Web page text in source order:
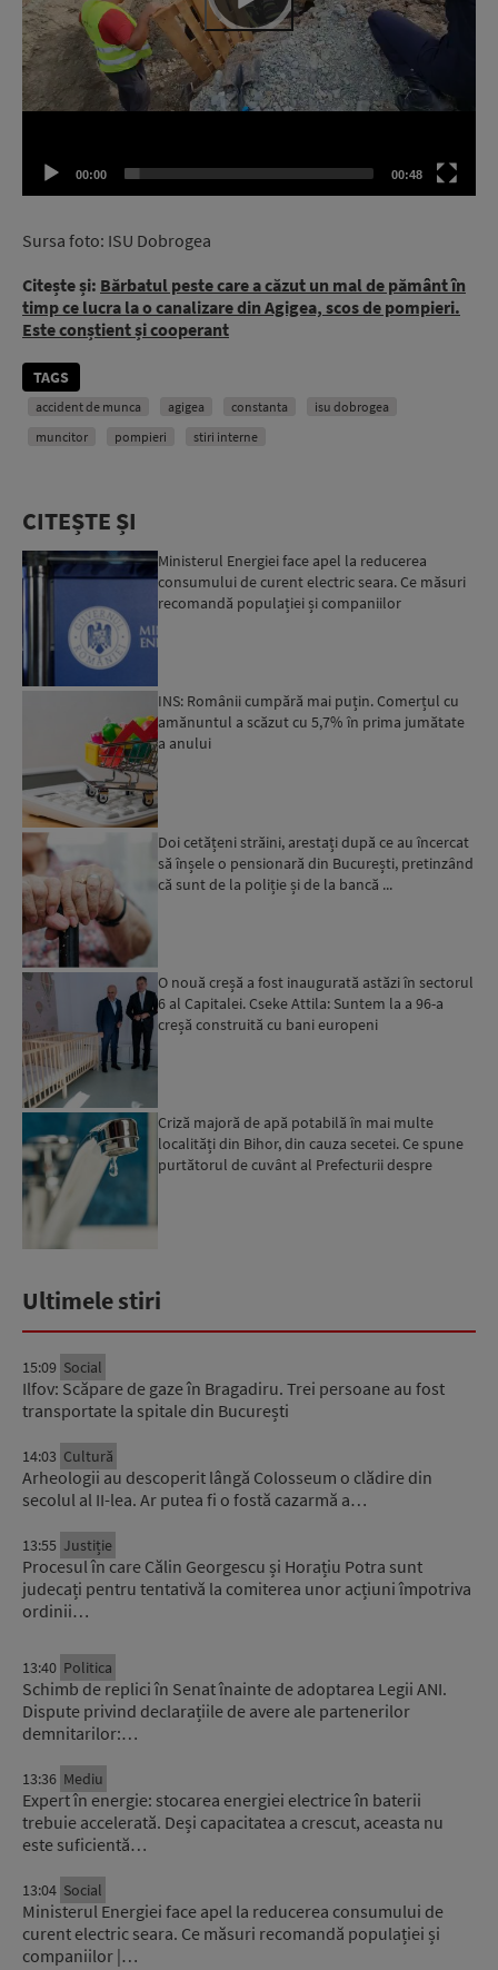
00:00 00:48
Sursa foto: ISU Dobrogea
Citește și: Bărbatul peste care a căzut un mal de pământ în
timp ce lucra la o canalizare din Agigea, scos de pompieri.
Este conștient și cooperant
TAGS
accident de munca agigea constanta
isu dobrogea
muncitor
pompieri stiri interne
CITEȘTE ȘI
Ministerul Energiei face apel la reducerea
consumului de curent electric seara. Ce măsuri
recomandă populației și companiilor
INS: Românii cumpără mai puțin. Comerțul cu
amănuntul a scăzut cu 5,7% în prima jumătate
a anului
Doi cetățeni străini, arestați după ce au încercat
să înșele o pensionară din București, pretinzând
că sunt de la poliție și de la bancă ...
O nouă creșă a fost inaugurată astăzi în sectorul
6 al Capitalei. Cseke Attila: Suntem la a 96-a
creșă construită cu bani europeni
Criză majoră de apă potabilă în mai multe
localități din Bihor, din cauza secetei. Ce spune
purtătorul de cuvânt al Prefecturii despre
Ultimele stiri
15:09 Social
Ilfov: Scăpare de gaze în Bragadiru. Trei persoane au fost
transportate la spitale din București
14:03 Cultură
Arheologii au descoperit lângă Colosseum o clădire din
secolul al II-lea. Ar putea fi o fostă cazarmă a…
13:55 Justiție
Procesul în care Călin Georgescu și Horațiu Potra sunt
judecați pentru tentativă la comiterea unor acțiuni împotriva
ordinii…
13:40 Politica
Schimb de replici în Senat înainte de adoptarea Legii ANI.
Dispute privind declarațiile de avere ale partenerilor
demnitarilor:…
13:36 Mediu
Expert în energie: stocarea energiei electrice în baterii
trebuie accelerată. Deși capacitatea a crescut, aceasta nu
este suficientă…
13:04 Social
Ministerul Energiei face apel la reducerea consumului de
curent electric seara. Ce măsuri recomandă populației și
companiilor |…